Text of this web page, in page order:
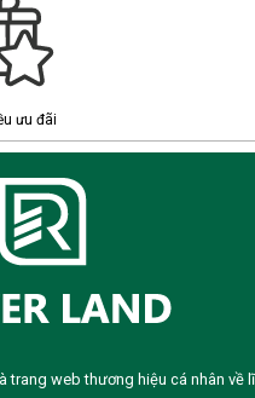
ưu đãi
là trang web thương hiệu cá nhân về